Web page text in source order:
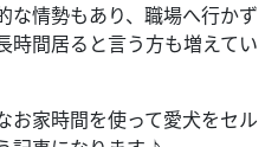
な情勢もあり、職場へ行かず
時間居ると言う方も増えてい
お家時間を使って愛犬をセル